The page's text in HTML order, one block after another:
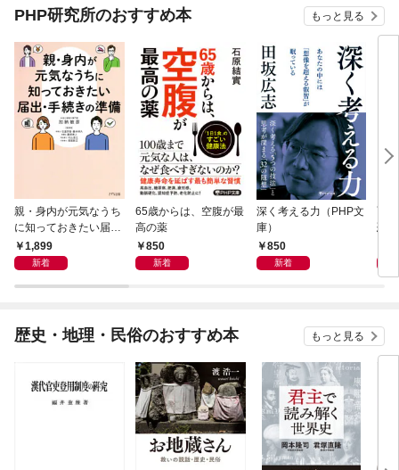
PHP研究所のおすすめ本 もっと見る
親・身内が元気なうち
に知っておきたい届
出・手続きの準備（き
ずな出版）
1,899
新着
65歳からは、空腹が最
高の薬
850
新着
深く考える力（PHP文
庫）
850
新着
面
恐
歴史・地理・民俗のおすすめ本 もっと見る